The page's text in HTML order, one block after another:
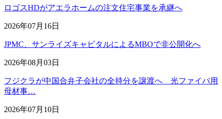
ロゴスHDがアエラホームの注文住宅事業を承継へ
2026年07月16日
JPMC、サンライズキャピタルによるMBOで非公開化へ
2026年08月03日
フジクラが中国合弁子会社の全持分を譲渡へ 光ファイバ用
母材事…
2026年07月10日